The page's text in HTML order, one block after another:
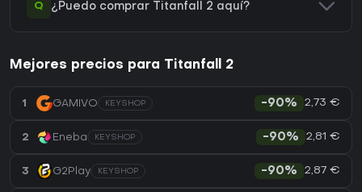
Q ¿Puedo comprar Titanfall 2 aquí?
Mejores precios para Titanfall 2
1 GAMIVO KEYSHOP -90% 2,73 €
2 Eneba KEYSHOP -90% 2,81 €
3 G2Play KEYSHOP -90% 2,87 €